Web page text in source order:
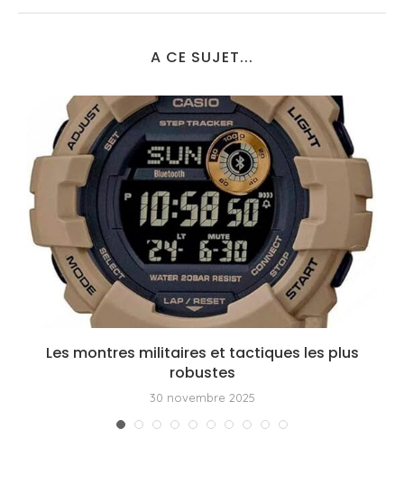
A CE SUJET...
Les montres militaires et tactiques les plus
robustes
30 novembre 2025